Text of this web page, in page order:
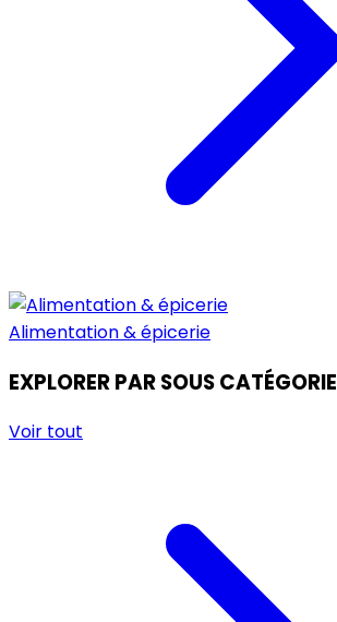
Alimentation & épicerie
EXPLORER PAR SOUS CATÉGORIE
Voir tout